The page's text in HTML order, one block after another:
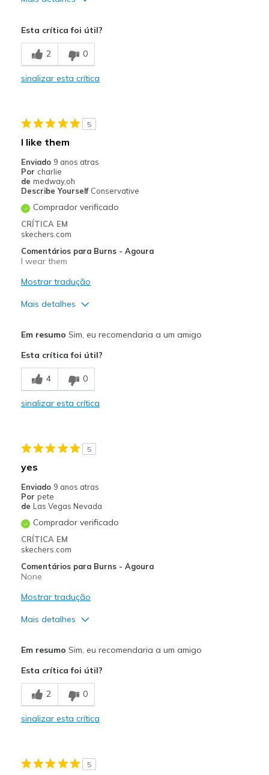
Durable
Stylish
Casual Wear
Width
Sizing
Feels true to size
View On Shoes
Shoes are for Wearing
Esta crítica foi útil?
2 0
sinalizar esta crítica
5
I like them
Enviado 9 anos atras
Por charlie
de medway,oh
Describe Yourself Conservative
Comprador verificado
CRÍTICA EM
skechers.com
Comentários para Burns - Agoura
I wear them
Mostrar tradução
Mais detalhes
Sizing
Feels true to size
View On Shoes
Shoes are for Wearing
Em resumo Sim, eu recomendaria a um amigo
Esta crítica foi útil?
4 0
sinalizar esta crítica
5
yes
Enviado 9 anos atras
Por pete
de Las Vegas Nevada
Comprador verificado
CRÍTICA EM
skechers.com
Comentários para Burns - Agoura
None
Mostrar tradução
Mais detalhes
Durable
Contras
High Quality
Casual Wear
Em resumo Sim, eu recomendaria a um amigo
Esta crítica foi útil?
2 0
sinalizar esta crítica
5